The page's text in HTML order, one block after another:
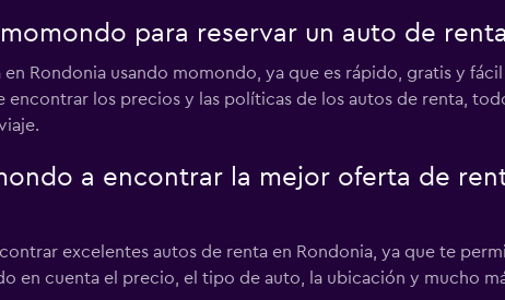
para reservar un auto de
Rondonia usando momondo, ya que es rápido, gratis y
los precios y las políticas de los autos de renta,
a encontrar la mejor oferta de
excelentes autos de renta en Rondonia, ya que te
en cuenta el precio, el tipo de auto, la ubicación y mucho